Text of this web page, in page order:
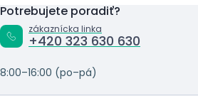
Potrebujete poradiť?
zákaznícka linka
+420 323 630 630
8:00–16:00 (po–pá)